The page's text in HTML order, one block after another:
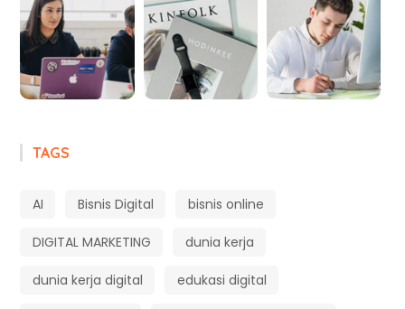
TAGS
AI Bisnis Digital bisnis online
DIGITAL MARKETING dunia kerja
dunia kerja digital edukasi digital